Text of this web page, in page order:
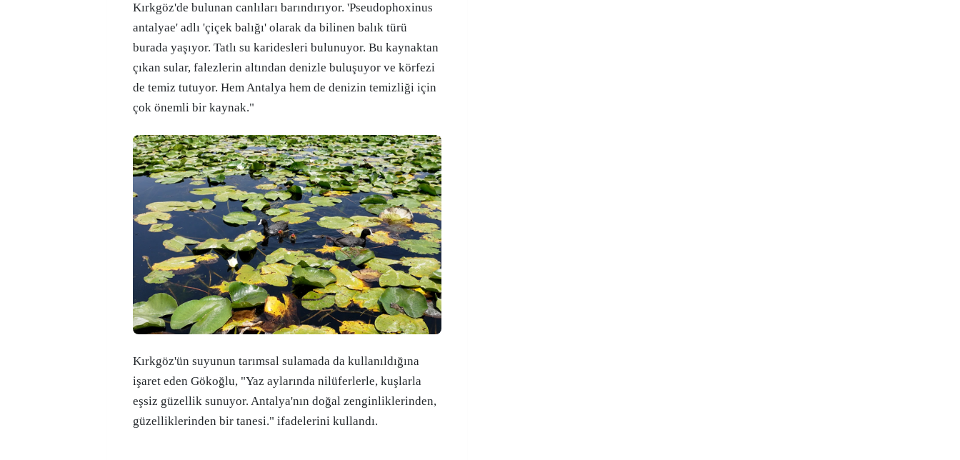
Kırkgöz'de bulunan canlıları barındırıyor. 'Pseudophoxinus
antalyae' adlı 'çiçek balığı' olarak da bilinen balık türü
burada yaşıyor. Tatlı su karidesleri bulunuyor. Bu kaynaktan
çıkan sular, falezlerin altından denizle buluşuyor ve körfezi
de temiz tutuyor. Hem Antalya hem de denizin temizliği için
çok önemli bir kaynak."
Kırkgöz'ün suyunun tarımsal sulamada da kullanıldığına
işaret eden Gökoğlu, "Yaz aylarında nilüferlerle, kuşlarla
eşsiz güzellik sunuyor. Antalya'nın doğal zenginliklerinden,
güzelliklerinden bir tanesi." ifadelerini kullandı.